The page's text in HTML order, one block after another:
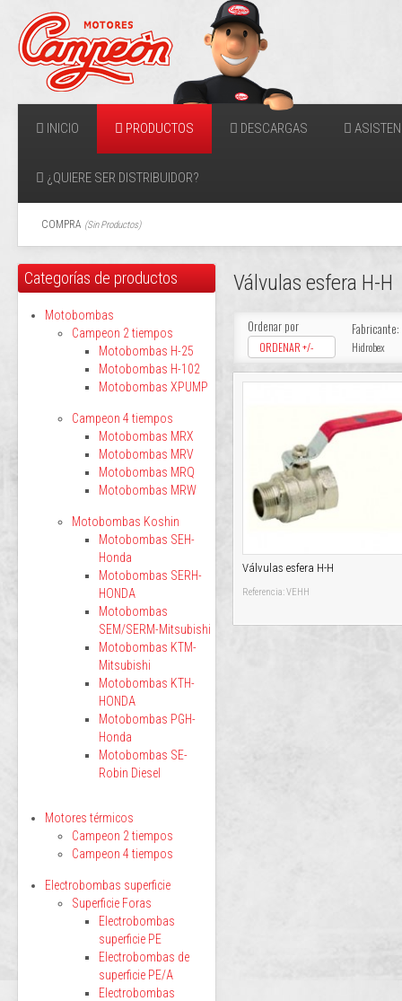
INICIO PRODUCTOS DESCARGAS
¿QUIERE SER DISTRIBUIDOR?
COMPRA (Sin Productos)
Válvulas esfera H-H
Ordenar por
ORDENAR +/-
Fabricante:
Hidrobex
Válvulas esfera H-H
Referencia: VEHH
Categorías de productos
Motobombas
Campeon 2 tiempos
Motobombas H-25
Motobombas H-102
Motobombas XPUMP
Campeon 4 tiempos
Motobombas MRX
Motobombas MRV
Motobombas MRQ
Motobombas MRW
Motobombas Koshin
Motobombas SEH-
Honda
Motobombas SERH-
HONDA
Motobombas
SEM/SERM-Mitsubishi
Motobombas KTM-
Mitsubishi
Motobombas KTH-
HONDA
Motobombas PGH-
Honda
Motobombas SE-
Robin Diesel
Motores térmicos
Campeon 2 tiempos
Campeon 4 tiempos
Electrobombas superficie
Superficie Foras
Electrobombas
superficie PE
Electrobombas de
superficie PE/A
Electrobombas